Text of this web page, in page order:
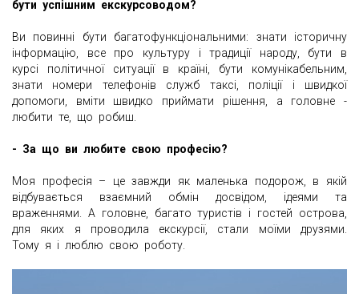
бути успішним екскурсоводом?
Ви повинні бути багатофункціональними: знати історичну
інформацію, все про культуру і традиції народу, бути в
курсі політичної ситуації в країні, бути комунікабельним,
знати номери телефонів служб таксі, поліції і швидкої
допомоги, вміти швидко приймати рішення, а головне -
любити те, що робиш.
- За що ви любите свою професію?
Моя професія – це завжди як маленька подорож, в якій
відбувається взаємний обмін досвідом, ідеями та
враженнями. А головне, багато туристів і гостей острова,
для яких я проводила екскурсії, стали моїми друзями.
Тому я і люблю свою роботу.